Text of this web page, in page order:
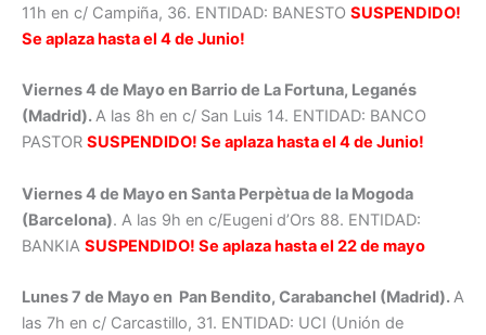
11h en c/ Campiña, 36. ENTIDAD: BANESTO SUSPENDIDO!
Se aplaza hasta el 4 de Junio!
Viernes 4 de Mayo en Barrio de La Fortuna, Leganés
(Madrid).A las 8h en c/ San Luis 14. ENTIDAD: BANCO
PASTOR SUSPENDIDO! Se aplaza hasta el 4 de Junio!
Viernes 4 de Mayo en Santa Perpètua de la Mogoda
(Barcelona). A las 9h en c/Eugeni d’Ors 88. ENTIDAD:
BANKIA SUSPENDIDO! Se aplaza hasta el 22 de mayo
Lunes 7 de Mayo en Pan Bendito, Carabanchel (Madrid).A
las 7h en c/ Carcastillo, 31. ENTIDAD: UCI (Unión de